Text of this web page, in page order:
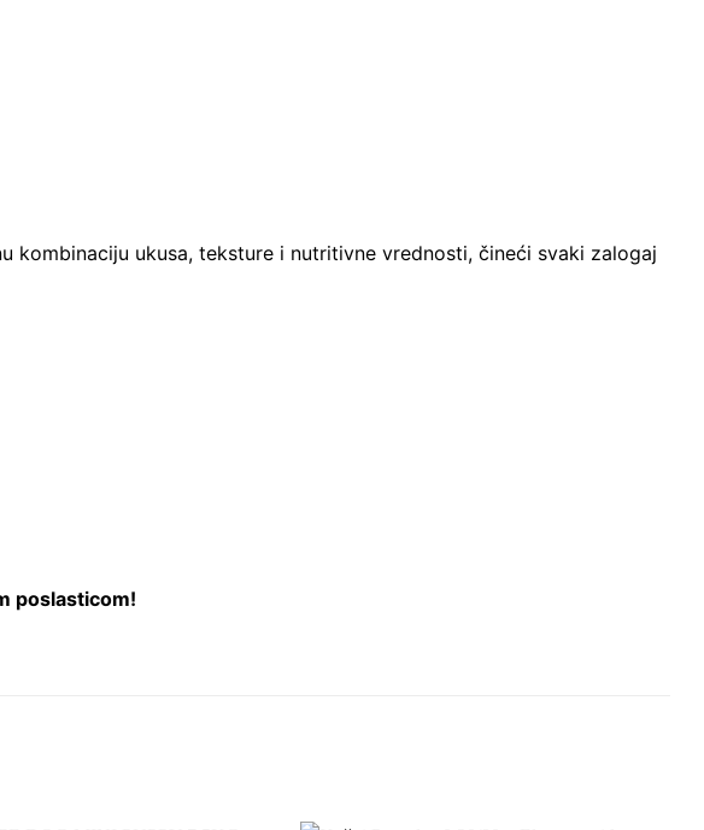
kombinaciju ukusa, teksture i nutritivne vrednosti, čineći svaki zalogaj
poslasticom!